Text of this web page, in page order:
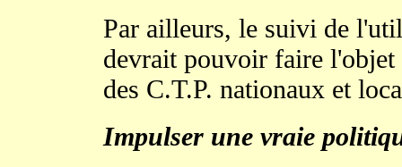
Par ailleurs, le suivi de
devrait pouvoir faire l'objet
des C.T.P. nationaux et
Impulser une vraie